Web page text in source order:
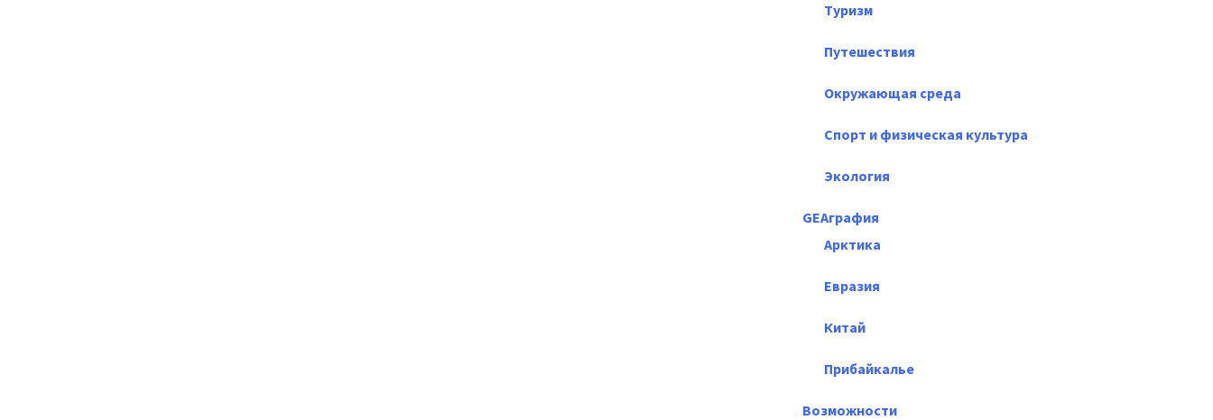
Туризм
Путешествия
Окружающая среда
Спорт и физическая культура
Экология
GEAграфия
Арктика
Евразия
Китай
Прибайкалье
Возможности